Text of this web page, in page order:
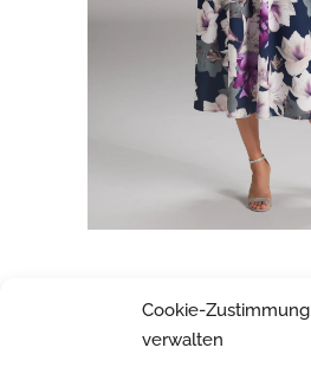
Cookie-Zustimmung
verwalten
SWING